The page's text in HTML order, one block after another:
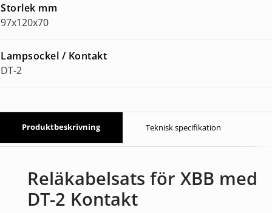
Storlek mm
97x120x70
Lampsockel / Kontakt
DT-2
Produktbeskrivning Teknisk specifikation
Reläkabelsats för XBB med
DT-2 Kontakt